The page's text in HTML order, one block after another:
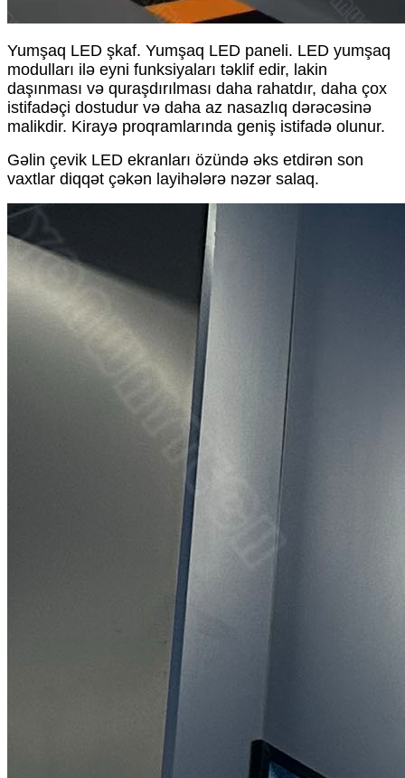
Yumşaq LED şkaf. Yumşaq LED paneli. LED yumşaq
modulları ilə eyni funksiyaları təklif edir, lakin
daşınması və quraşdırılması daha rahatdır, daha çox
istifadəçi dostudur və daha az nasazlıq dərəcəsinə
malikdir. Kirayə proqramlarında geniş istifadə olunur.
Gəlin çevik LED ekranları özündə əks etdirən son
vaxtlar diqqət çəkən layihələrə nəzər salaq.